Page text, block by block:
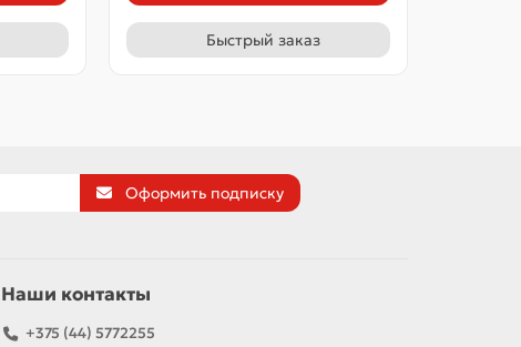
Быстрый заказ
Оформить подписку
Наши контакты
+375 (44) 5772255